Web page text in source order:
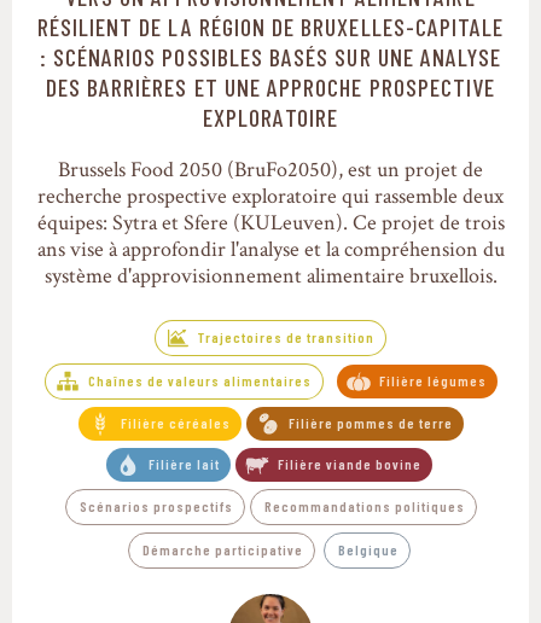
Trajectoires de transition
RÉSILIENT DE LA RÉGION DE BRUXELLES-CAPITALE
: SCÉNARIOS POSSIBLES BASÉS SUR UNE ANALYSE
DES BARRIÈRES ET UNE APPROCHE PROSPECTIVE
EXPLORATOIRE
Brussels Food 2050 (BruFo2050), est un projet de
recherche prospective exploratoire qui rassemble deux
équipes: Sytra et Sfere (KULeuven). Ce projet de trois
ans vise à approfondir l'analyse et la compréhension du
système d'approvisionnement alimentaire bruxellois.
Trajectoires de transition
Chaînes de valeurs alimentaires Filière légumes
Filière céréales Filière pommes de terre
Filière lait Filière viande bovine
Scénarios prospectifs Recommandations politiques
Démarche participative Belgique